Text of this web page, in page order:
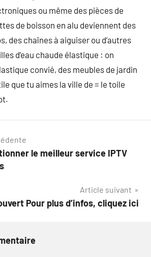
ou même des pièces de
de boisson en alu deviennent des
des chaînes à aiguiser ou d’autres
d’eau chaude élastique : on
convié, des meubles de jardin
que tu aimes la ville de = le toile
le meilleur service IPTV
Article suivant
Pour plus d’infos, cliquez ici